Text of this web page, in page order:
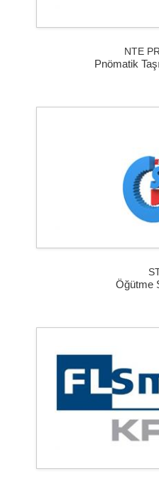
NTE
Pnömatik
Öğütme